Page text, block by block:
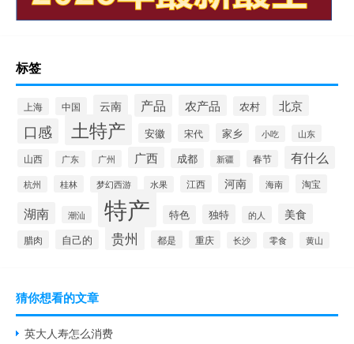
标签
上海 中国 云南 产品 农产品 农村 北京
口感 土特产 安徽 宋代 家乡 小吃 山东
山西 广东 广州 广西 成都 新疆 春节 有什么
杭州 桂林 梦幻西游 水果 江西 河南 海南 淘宝
湖南 潮汕 特产 特色 独特 的人 美食
腊肉 自己的 贵州 都是 重庆 长沙 零食 黄山
猜你想看的文章
英大人寿怎么消费